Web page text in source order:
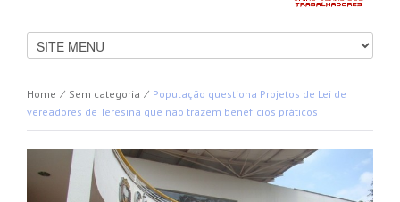
Home ⁄ Sem categoria ⁄ População questiona Projetos de Lei de
vereadores de Teresina que não trazem benefícios práticos